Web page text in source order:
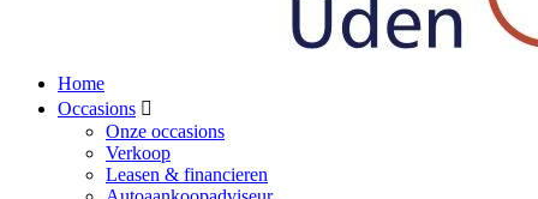
Home
Occasions
Onze occasions
Verkoop
Leasen & financieren